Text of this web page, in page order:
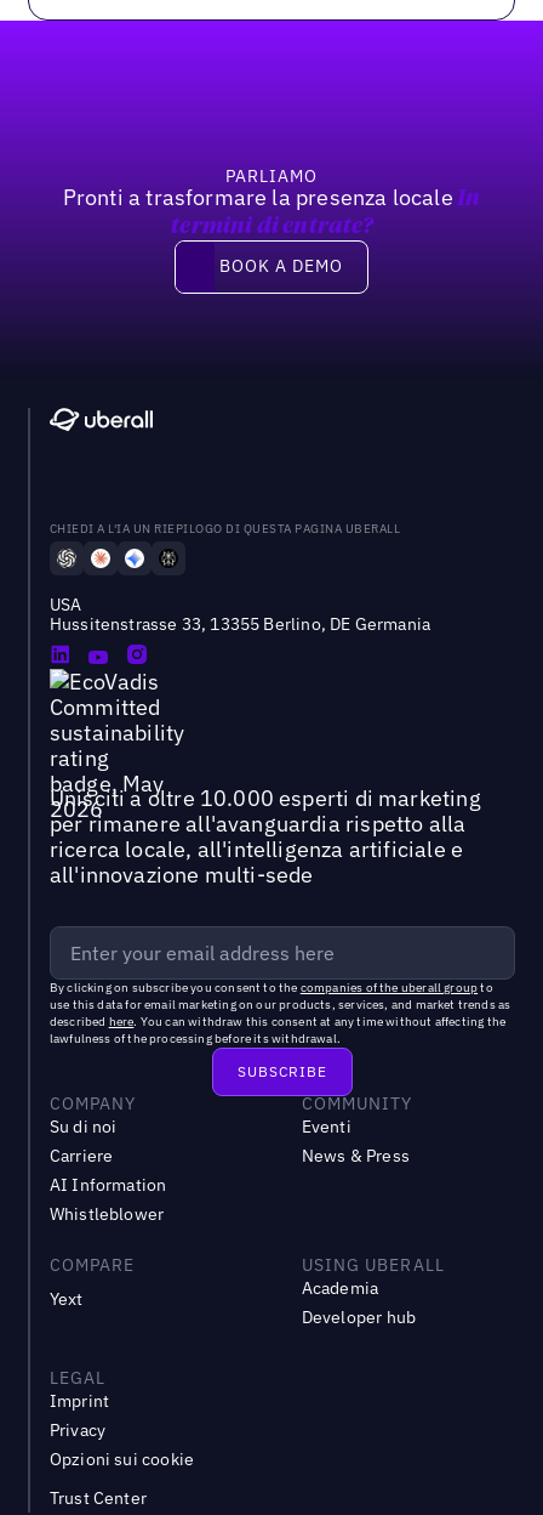
PARLIAMO
Pronti a trasformare la presenza locale In
termini di entrate?
Book a demo
BOOK A DEMO
CHIEDI A L'IA UN RIEPILOGO DI QUESTA PAGINA UBERALL
USA
Hussitenstrasse 33, 13355 Berlino, DE Germania
Unisciti a oltre 10.000 esperti di marketing
per rimanere all'avanguardia rispetto alla
ricerca locale, all'intelligenza artificiale e
all'innovazione multi-sede
By clicking on subscribe you consent to the companies of the uberall groupto
use this data for email marketing on our products, services, and market trends as
described here. You can withdraw this consent at any time without affecting the
lawfulness of the processing before its withdrawal.
COMPANY
Su di noi
Carriere
AI Information
Whistleblower
COMMUNITY
Eventi
News & Press
COMPARE
Yext
USING UBERALL
Academia
Developer hub
LEGAL
Imprint
Privacy
Opzioni sui cookie
Trust Center